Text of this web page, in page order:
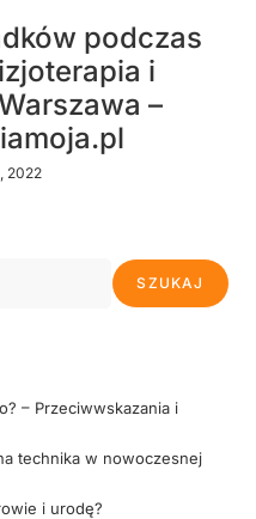
podczas
i
–
2022
SZUKAJ
– Przeciwwskazania i
technika w nowoczesnej
i urodę?